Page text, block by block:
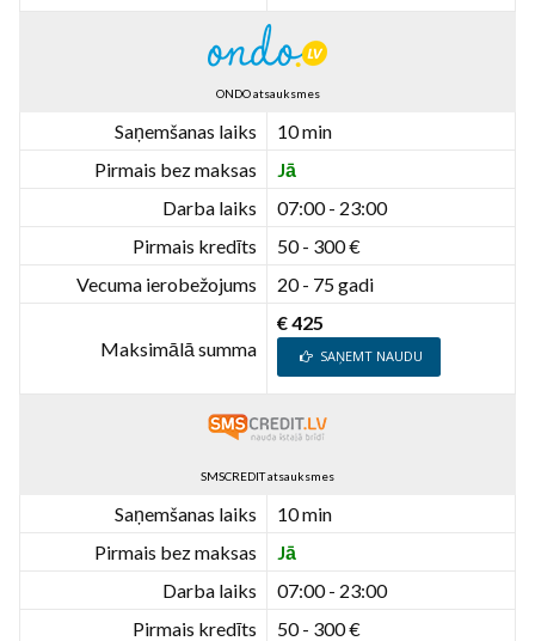
ONDO atsauksmes
Saņemšanas laiks
10 min
Pirmais bez maksas
Jā
Darba laiks
07:00 - 23:00
Pirmais kredīts
50 - 300 €
Vecuma ierobežojums
20 - 75 gadi
Maksimālā summa
€ 425
SAŅEMT NAUDU
SMSCREDIT atsauksmes
Saņemšanas laiks
10 min
Pirmais bez maksas
Jā
Darba laiks
07:00 - 23:00
Pirmais kredīts
50 - 300 €